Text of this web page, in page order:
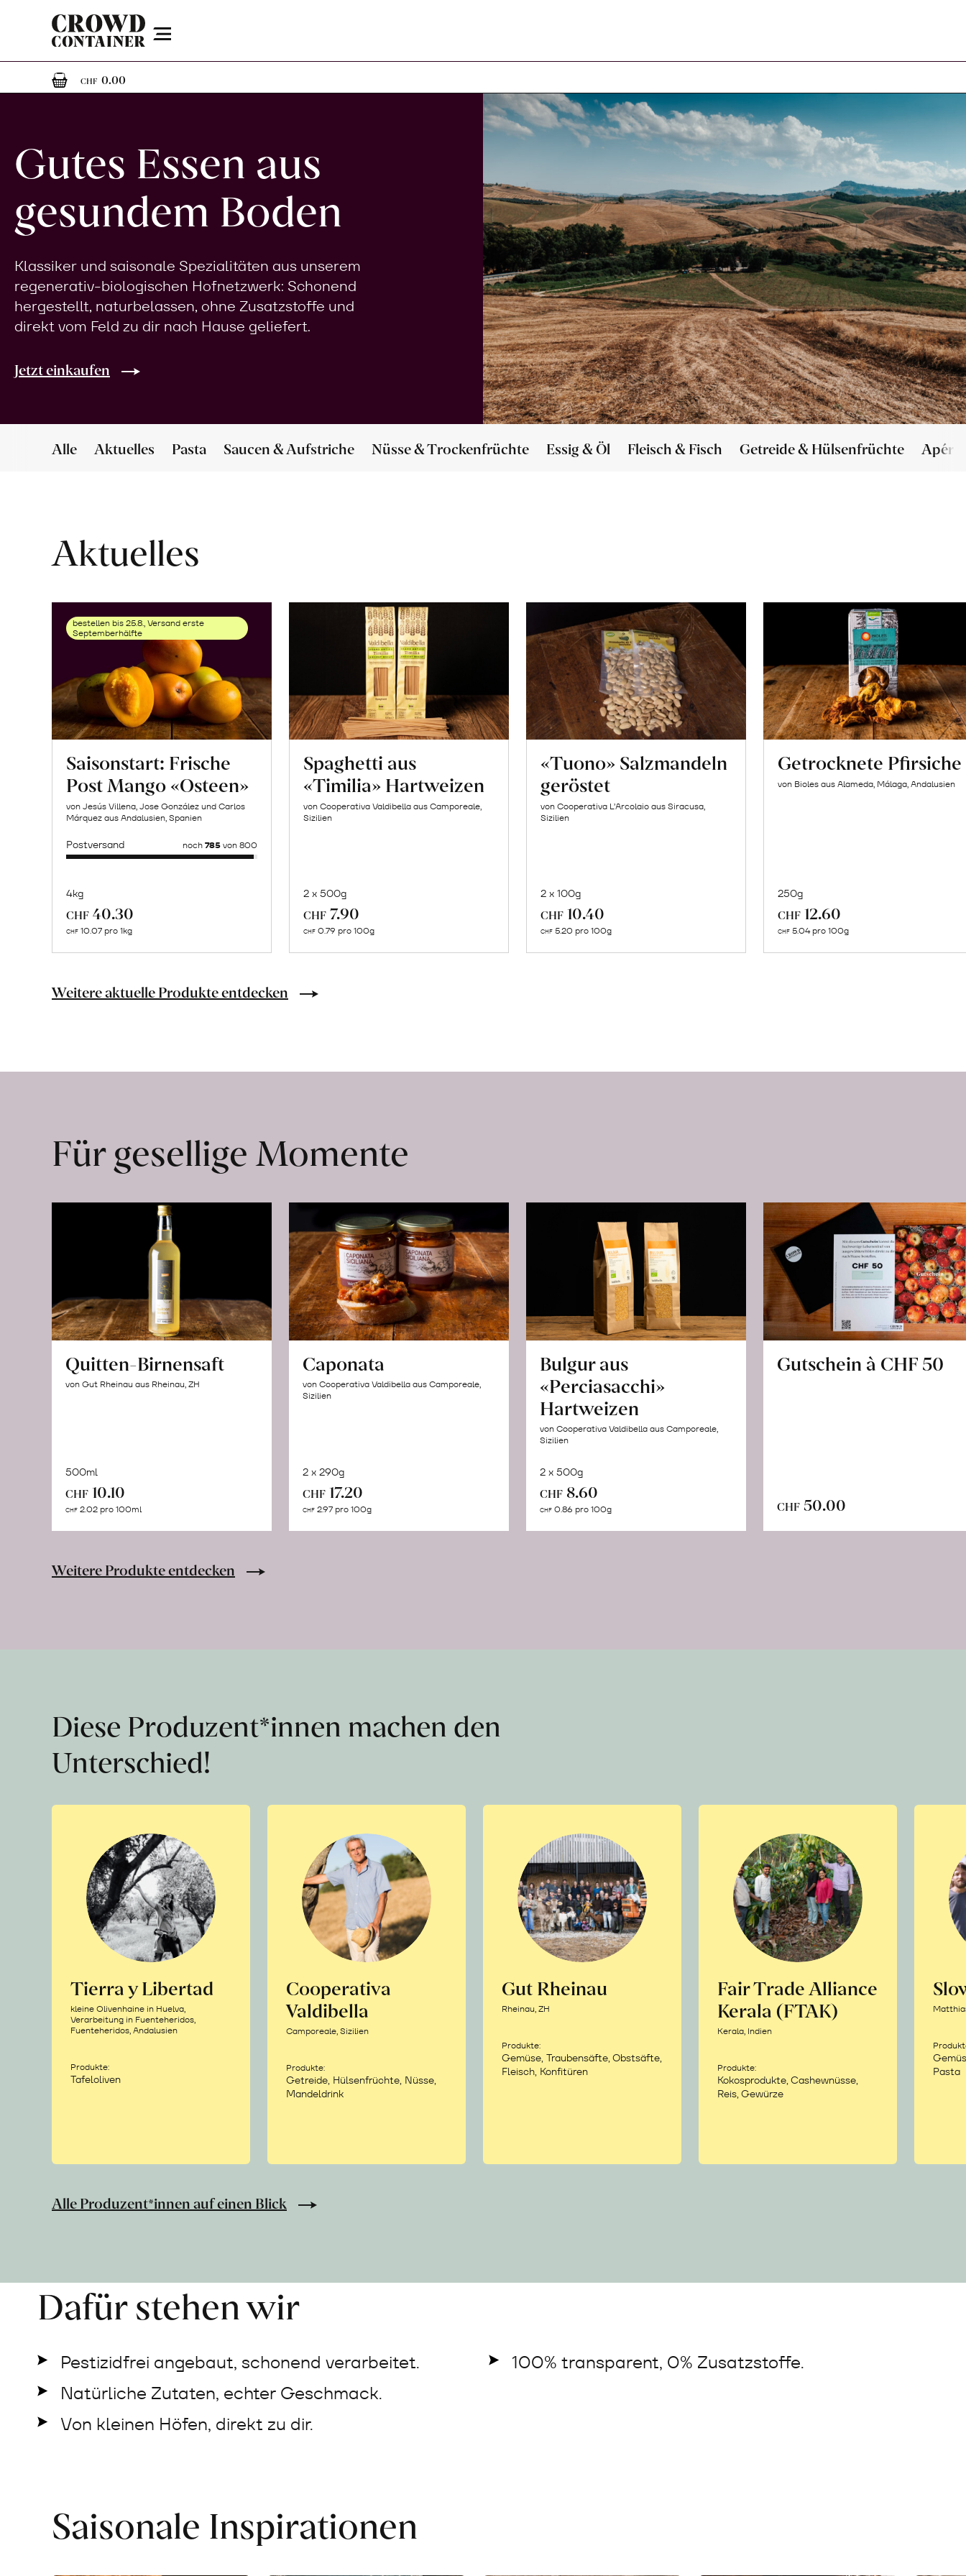
Menu
CHF 0.000 Artikel im Warenkorb
Gutes Essen aus
gesundem Boden
Klassiker und saisonale Spezialitäten aus unserem
regenerativ-biologischen Hofnetzwerk: Schonend
hergestellt, naturbelassen, ohne Zusatzstoffe und
direkt vom Feld zu dir nach Hause geliefert.
Jetzt einkaufen
Alle Aktuelles Pasta Saucen & Aufstriche Nüsse & Trockenfrüchte Essig & Öl Fleisch & Fisch Getreide & Hülsenfrüchte Apéro
Aktuelles
bestellen bis 25.8., Versand erste
Septemberhälfte
Saisonstart: Frische
Post Mango «Osteen»
von Jesús Villena, Jose González und Carlos
Márquez aus Andalusien, Spanien
Postversand noch 785von 800
4kg
CHF 40.30
CHF 10.07 pro 1kg
Naturbelassene
Lebensmittel
ab
Spaghetti aus
«Timilia» Hartweizen
von Cooperativa Valdibella aus Camporeale,
Sizilien
2 x 500g
CHF 7.90
CHF 0.79 pro 100g
«Tuono» Salzmandeln
geröstet
von Cooperativa L’Arcolaio aus Siracusa,
Sizilien
2 x 100g
CHF 10.40
CHF 5.20 pro 100g
Getrocknete Pfirsiche
von Bioles aus Alameda, Málaga, Andalusien
250g
CHF 12.60
CHF 5.04 pro 100g
Weitere aktuelle Produkte entdecken
Für gesellige Momente
Quitten-Birnensaft
von Gut Rheinau aus Rheinau, ZH
500ml
CHF 10.10
CHF 2.02 pro 100ml
Caponata
von Cooperativa Valdibella aus Camporeale,
Sizilien
2 x 290g
CHF 17.20
CHF 2.97 pro 100g
Bulgur aus
«Perciasacchi»
Hartweizen
von Cooperativa Valdibella aus Camporeale,
Sizilien
2 x 500g
CHF 8.60
CHF 0.86 pro 100g
Gutschein à CHF 50
CHF 50.00
Warenkorb
Weitere Produkte entdecken
Diese Produzent*innen machen den
Unterschied!
Tierra y Libertad
kleine Olivenhaine in Huelva,
Verarbeitung in Fuenteheridos,
Fuenteheridos, Andalusien
Produkte:
Tafeloliven
Cooperativa
Valdibella
Camporeale, Sizilien
Produkte:
Getreide, Hülsenfrüchte, Nüsse,
Mandeldrink
Gut Rheinau
Rheinau, ZH
Produkte:
Gemüse, Traubensäfte, Obstsäfte,
Fleisch, Konfitüren
Fair Trade Alliance
Kerala (FTAK)
Kerala, Indien
Produkte:
Kokosprodukte, Cashewnüsse,
Reis, Gewürze
Pasta
Alle Produzent*innen auf einen Blick
Dafür stehen wir
Pestizidfrei angebaut, schonend verarbeitet.
Natürliche Zutaten, echter Geschmack.
Von kleinen Höfen, direkt zu dir.
100% transparent, 0% Zusatzstoffe.
Saisonale Inspirationen